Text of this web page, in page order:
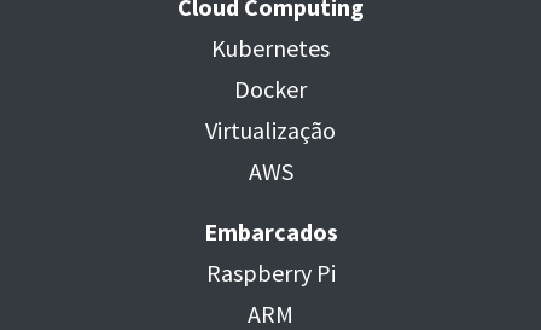
Cloud Computing
Kubernetes
Docker
Virtualização
AWS
Embarcados
Raspberry Pi
ARM